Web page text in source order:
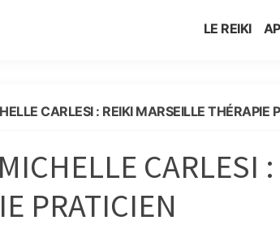
LE REIKI
CARLESI : REIKI MARSEILLE THÉRAPIE
CARLESI
PRATICIEN